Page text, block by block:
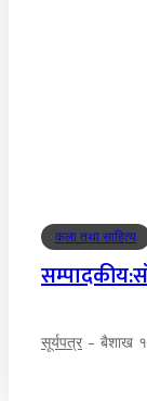
कला तथा साहित्य
सूर्यपत्र - बैशाख